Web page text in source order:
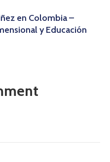
en Colombia –
y Educación